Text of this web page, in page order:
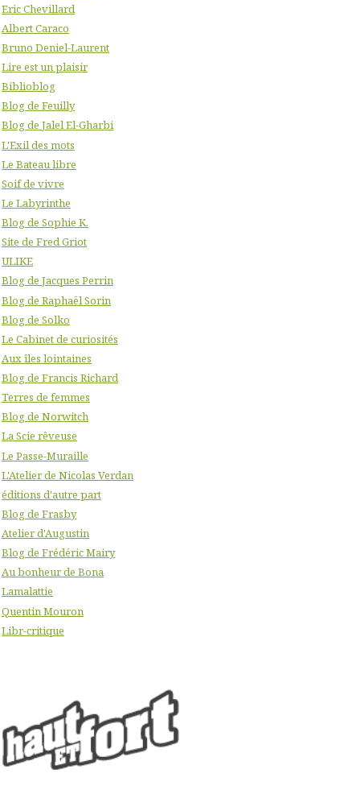
Eric Chevillard
Albert Caraco
Bruno Deniel-Laurent
Lire est un plaisir
Biblioblog
Blog de Feuilly
Blog de Jalel El-Gharbi
L'Exil des mots
Le Bateau libre
Soif de vivre
Le Labyrinthe
Blog de Sophie K.
Site de Fred Griot
ULIKE
Blog de Jacques Perrin
Blog de Raphaël Sorin
Blog de Solko
Le Cabinet de curiosités
Aux îles lointaines
Blog de Francis Richard
Terres de femmes
Blog de Norwitch
La Scie rêveuse
Le Passe-Muraille
L'Atelier de Nicolas Verdan
éditions d'autre part
Blog de Frasby
Atelier d'Augustin
Blog de Frédéric Mairy
Au bonheur de Bona
Lamalattie
Quentin Mouron
Libr-critique